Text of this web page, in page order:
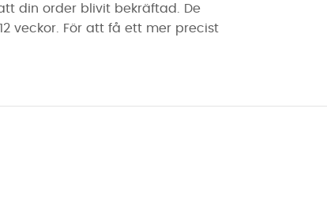
din order blivit bekräftad. De
veckor. För att få ett mer precist